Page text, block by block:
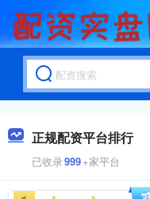
正规配资平台排行
已收录999+家平台